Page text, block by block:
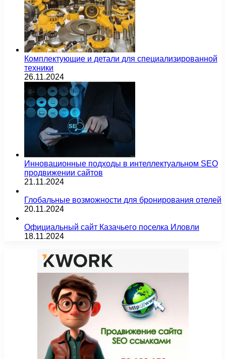
Комплектующие и детали для специализированной
техники
26.11.2024
Инновационные подходы в интеллектуальном SEO
продвижении сайтов
21.11.2024
Глобальные возможности для бронирования отелей
20.11.2024
Официальный сайт Казачьего поселка Иловли
18.11.2024